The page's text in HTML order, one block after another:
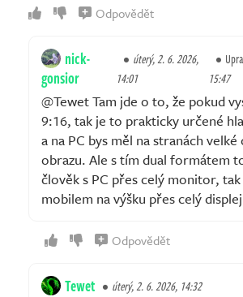
Odpovědět
nick-
gonsior
úterý, 2. 6. 2026,
14:01
15:47
@Tewet Tam jde o to, že pokud
9:16, tak je to prakticky určené
a na PC bys měl na stranách
obrazu. Ale s tím dual formátem
člověk s PC přes celý monitor,
mobilem na výšku přes celý
Odpovědět
Tewet úterý, 2. 6. 2026, 14:32